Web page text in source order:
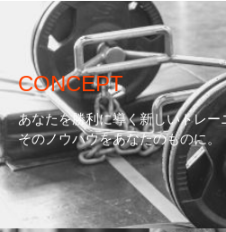
CONCEPT
あなたを勝利に導く新しいトレー
そのノウハウをあなたのものに。